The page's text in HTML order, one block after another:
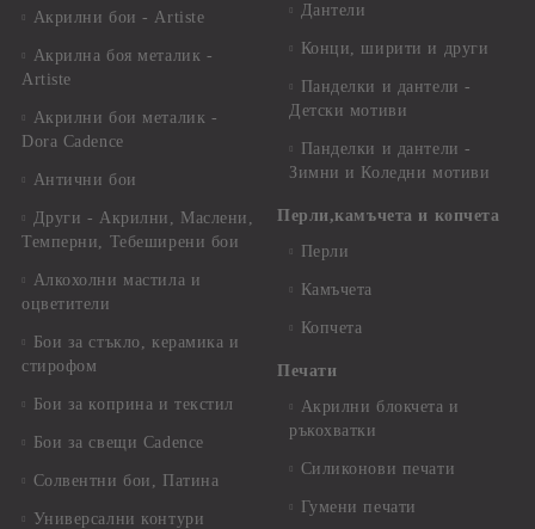
Акрилни бои - Artiste
Акрилна боя металик -
Artiste
Акрилни бои металик -
Dora Cadence
Антични бои
Други - Акрилни, Маслени,
Темперни, Тебеширени бои
Алкохолни мастила и
оцветители
Бои за стъкло, керамика и
стирофом
Бои за коприна и текстил
Бои за свещи Cadence
Солвентни бои, Патина
Универсални контури
Дантели
Конци, ширити и други
Панделки и дантели -
Детски мотиви
Панделки и дантели -
Зимни и Коледни мотиви
Перли,камъчета и копчета
Перли
Камъчета
Копчета
Печати
Акрилни блокчета и
ръкохватки
Силиконови печати
Гумени печати